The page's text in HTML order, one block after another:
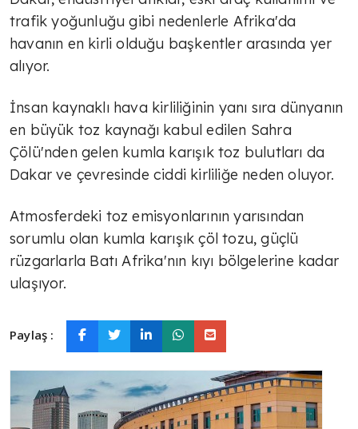
trafik yoğunluğu gibi nedenlerle Afrika'da
havanın en kirli olduğu başkentler arasında yer
alıyor.
İnsan kaynaklı hava kirliliğinin yanı sıra dünyanın
en büyük toz kaynağı kabul edilen Sahra
Çölü'nden gelen kumla karışık toz bulutları da
Dakar ve çevresinde ciddi kirliliğe neden oluyor.
Atmosferdeki toz emisyonlarının yarısından
sorumlu olan kumla karışık çöl tozu, güçlü
rüzgarlarla Batı Afrika'nın kıyı bölgelerine kadar
ulaşıyor.
Paylaş :